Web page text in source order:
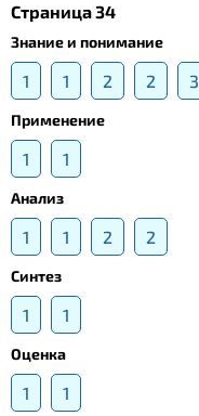
Страница 34
Знание и понимание
1 1 2 2 3
Применение
1 1
Анализ
1 1 2 2
Синтез
1 1
Оценка
1 1